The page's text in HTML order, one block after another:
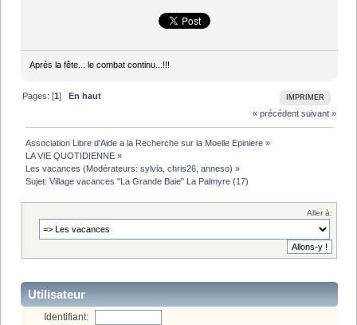
Après la fête... le combat continu...!!!
IMPRIMER
Pages: [1]
En haut
« précédent suivant »
Association Libre d'Aide a la Recherche sur la Moelle Epiniere »
LA VIE QUOTIDIENNE »
Les vacances (Modérateurs:sylvia,chris26,anneso) »
Sujet:Village vacances "La Grande Baie" La Palmyre (17)
Aller à:
Utilisateur
Identifiant: